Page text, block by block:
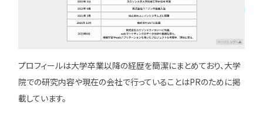
プロフィールは大学卒業以降の経歴を簡潔にまとめており、大学
院での研究内容や現在の会社で行っていることはPRのために掲
載しています。